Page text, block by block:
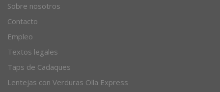
Sobre nosotros
Contacto
Empleo
Textos legales
Taps de Cadaques
Lentejas con Verduras Olla Express